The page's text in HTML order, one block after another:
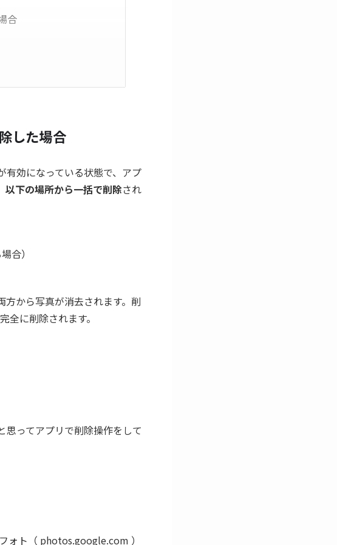
合
した場合
効になっている状態で、アプ
以下の場所から一括で削除され
合）
から写真が消去されます。削
に削除されます。
ってアプリで削除操作をして
ォト（ photos.google.com ）